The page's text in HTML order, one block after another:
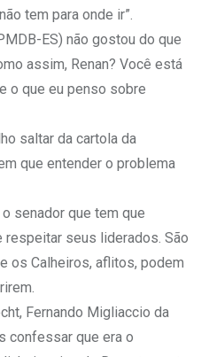
tem para onde ir”.
ES) não gostou do que
assim, Renan? Você está
o que eu penso sobre
saltar da cartola da
que entender o problema
senador que tem que
seus liderados. São
os Calheiros, aflitos, podem
Fernando Migliaccio da
confessar que era o